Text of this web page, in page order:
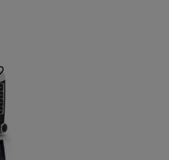
ulubionych